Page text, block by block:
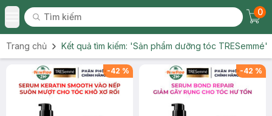
Toggle Menu
Tìm kiếm
Tìm kiếm
0
Trang chủ Kết quả tìm kiếm: 'Sản phẩm dưỡng tóc TRESemmé'
-42 % -42 %